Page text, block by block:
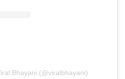
Bhayani (@viralbhayani)